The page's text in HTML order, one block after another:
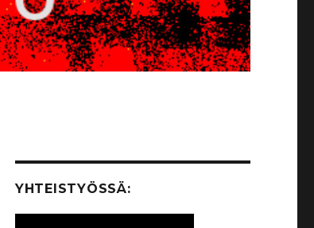
YHTEISTYÖSSÄ: